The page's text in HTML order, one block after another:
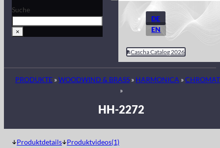
Suche
×
DE
EN
Cascha Catalog 2026
PRODUKTE »WOODWIND & BRASS » HARMONICA »
»
HH-2272
Produktdetails Produktvideos(1)